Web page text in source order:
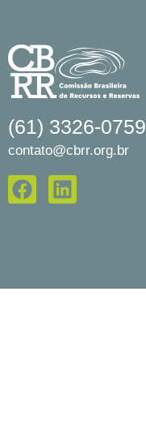
(61) 3326-0759
contato@cbrr.org.br